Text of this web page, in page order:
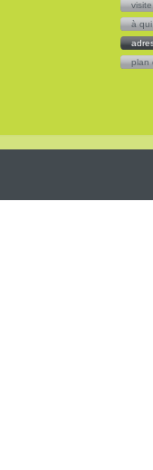
à
plan